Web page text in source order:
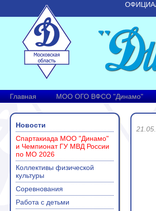
Главная МОО ОГО ВФСО "Динамо"
Новости
Спартакиада МОО "Динамо"
и Чемпионат ГУ МВД России
по МО 2026
Коллективы физической
культуры
Соревнования
Работа с детьми